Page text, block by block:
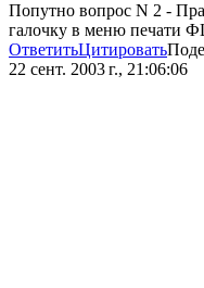
Попутно вопрос N 2 -
галочку в меню печати
ОтветитьЦитировать
22 сент. 2003 г., 21:06:06